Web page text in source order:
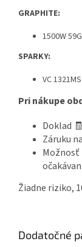
GRAPHITE:
1500W
SPARKY:
VC
Pri nákupe
Doklad 🧾
Záruku
Možnosť
Žiadne riziko,
Dodatočné